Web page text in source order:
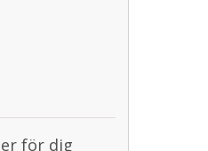
för dig